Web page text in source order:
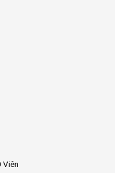
Viên